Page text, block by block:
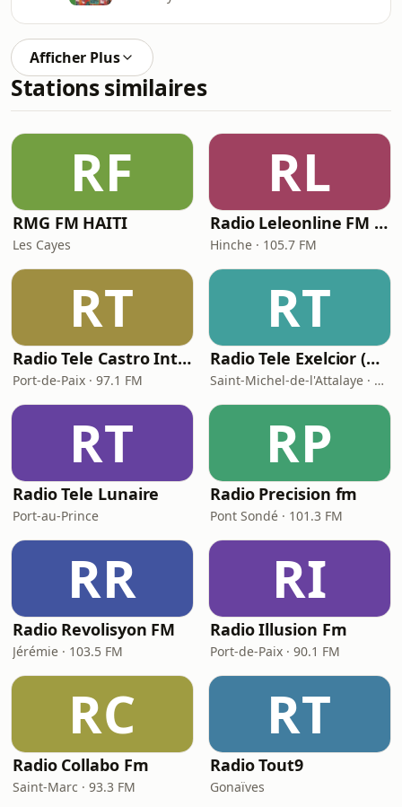
Afficher Plus
Stations similaires
RF
RMG FM HAITI
Les Cayes
RL
Radio Leleonline FM 105.7
Hinche · 105.7 FM
RT
Radio Tele Castro Inter
Port-de-Paix · 97.1 FM
RT
Radio Tele Exelcior (RTE)
Saint-Michel-de-l'Attalaye · 93.9 FM
RT
Radio Tele Lunaire
Port-au-Prince
RP
Radio Precision fm
Pont Sondé · 101.3 FM
RR
Radio Revolisyon FM
Jérémie · 103.5 FM
RI
Radio Illusion Fm
Port-de-Paix · 90.1 FM
RC
Radio Collabo Fm
Saint-Marc · 93.3 FM
RT
Radio Tout9
Gonaïves